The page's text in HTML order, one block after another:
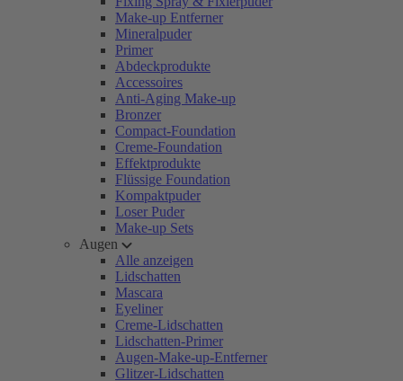
Make-up Entferner
Mineralpuder
Primer
Abdeckprodukte
Accessoires
Anti-Aging Make-up
Bronzer
Compact-Foundation
Creme-Foundation
Effektprodukte
Flüssige Foundation
Kompaktpuder
Loser Puder
Make-up Sets
Augen
Alle anzeigen
Lidschatten
Mascara
Eyeliner
Creme-Lidschatten
Lidschatten-Primer
Augen-Make-up-Entferner
Glitzer-Lidschatten